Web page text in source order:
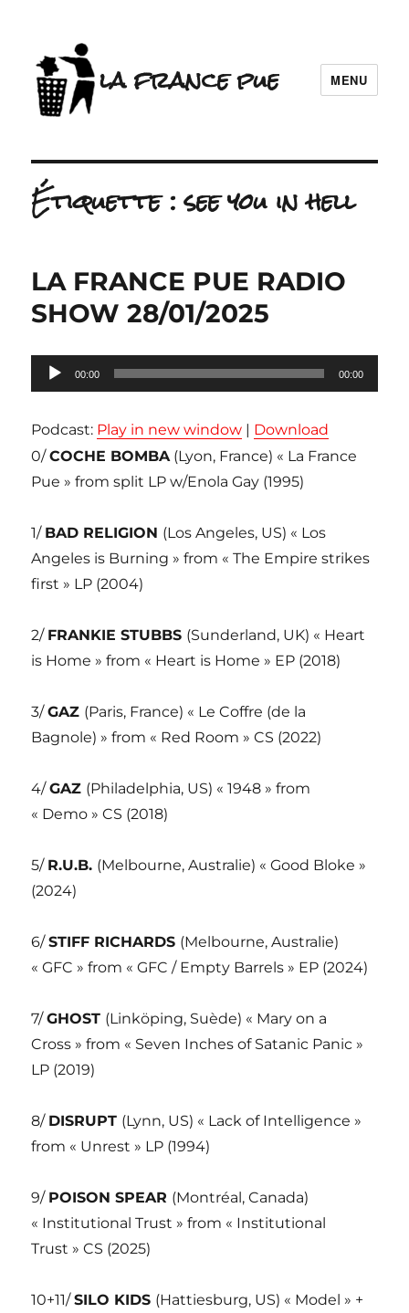
la france pue MENU
Étiquette :see you in hell
LA FRANCE PUE RADIO
SHOW 28/01/2025
Lecteur
audio
00:00 00:00
Podcast: Play in new window | Download
0/COCHE BOMBA(Lyon, France) « La France
Pue » from split LP w/Enola Gay (1995)
1/ BAD RELIGION (Los Angeles, US) « Los
Angeles is Burning » from « The Empire strikes
first » LP (2004)
2/ FRANKIE STUBBS (Sunderland, UK) « Heart
is Home » from « Heart is Home » EP (2018)
3/GAZ (Paris, France) « Le Coffre (de la
Bagnole) » from « Red Room » CS (2022)
4/GAZ (Philadelphia, US) « 1948 » from
« Demo » CS (2018)
5/ R.U.B. (Melbourne, Australie) « Good Bloke »
(2024)
6/STIFF RICHARDS (Melbourne, Australie)
« GFC » from « GFC / Empty Barrels » EP (2024)
7/GHOST (Linköping, Suède) « Mary on a
Cross » from « Seven Inches of Satanic Panic »
LP (2019)
8/ DISRUPT (Lynn, US) « Lack of Intelligence »
from « Unrest » LP (1994)
9/ POISON SPEAR (Montréal, Canada)
« Institutional Trust » from « Institutional
Trust » CS (2025)
10+11/SILO KIDS (Hattiesburg, US) « Model » +